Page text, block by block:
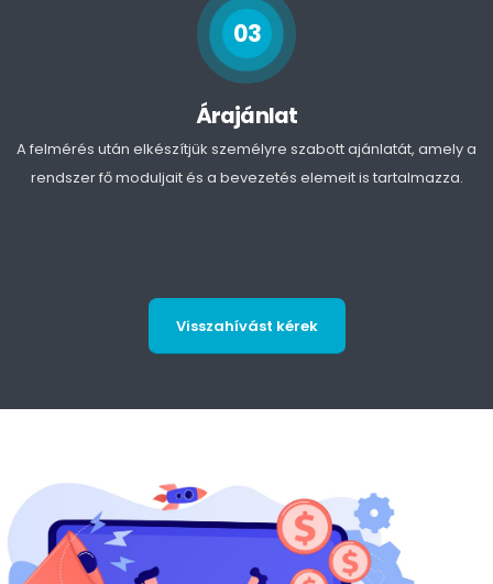
03
Árajánlat
A felmérés után elkészítjük személyre szabott ajánlatát, amely a
rendszer fő moduljait és a bevezetés elemeit is tartalmazza.
Visszahívást kérek